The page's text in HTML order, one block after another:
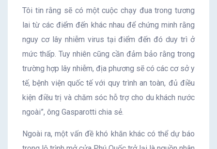
Tôi tin rằng sẽ có một cuộc chạy đua trong tương
lai từ các điểm đến khác nhau để chứng minh rằng
nguy cơ lây nhiễm virus tại điểm đến đó duy trì ở
mức thấp. Tuy nhiên cũng cần đảm bảo rằng trong
trường hợp lây nhiễm, địa phương sẽ có các cơ sở y
tế, bệnh viện quốc tế với quy trình an toàn, đủ điều
kiện điều trị và chăm sóc hỗ trợ cho du khách nước
ngoài”, ông Gasparotti chia sẻ.
Ngoài ra, một vấn đề khó khăn khác có thể dự báo